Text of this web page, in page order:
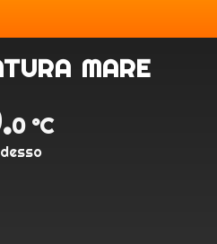
mare
0 °C